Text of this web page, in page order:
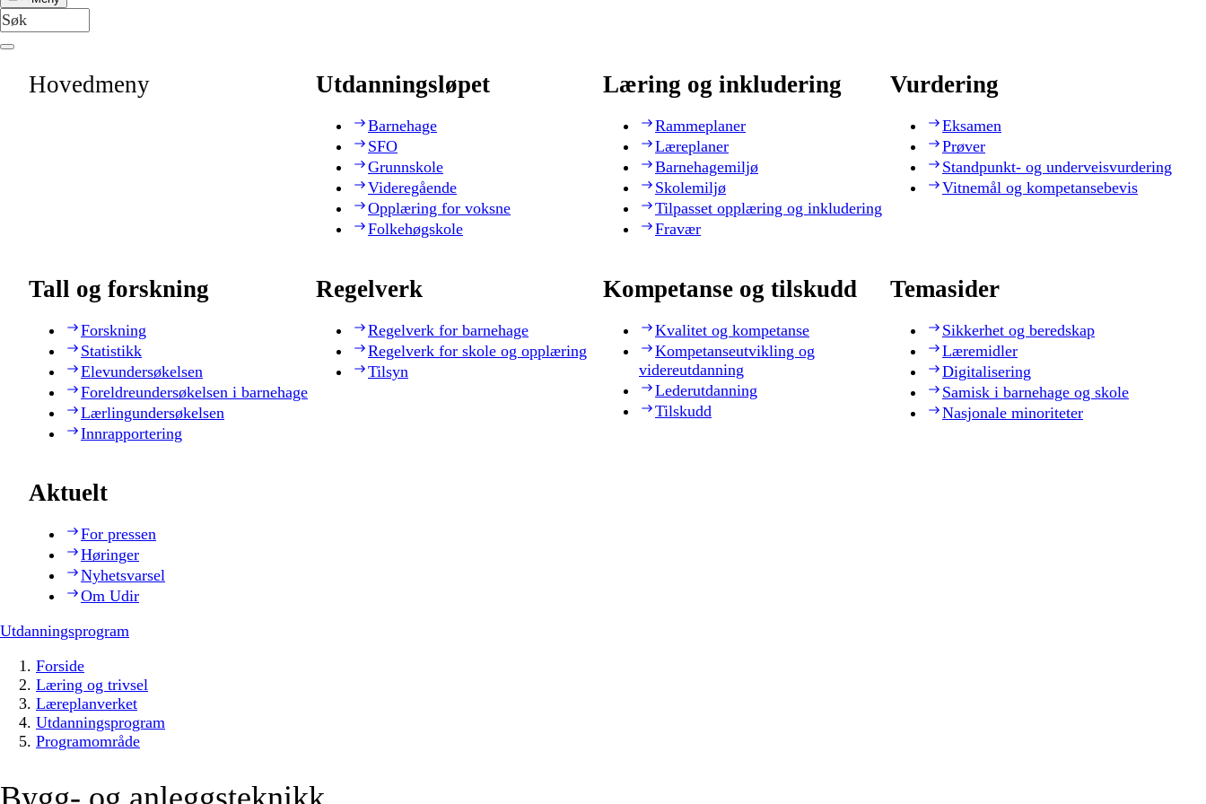
Hovedmeny Utdanningsløpet
Barnehage
SFO
Grunnskole
Videregående
Opplæring for voksne
Folkehøgskole
Læring og inkludering
Rammeplaner
Læreplaner
Barnehagemiljø
Skolemiljø
Tilpasset opplæring og inkludering
Fravær
Vurdering
Eksamen
Prøver
Standpunkt- og underveisvurdering
Vitnemål og kompetansebevis
Tall og forskning
Forskning
Statistikk
Elevundersøkelsen
Foreldreundersøkelsen i barnehage
Lærlingundersøkelsen
Innrapportering
Regelverk
Regelverk for barnehage
Regelverk for skole og opplæring
Tilsyn
Kompetanse og tilskudd
Kvalitet og kompetanse
Kompetanseutvikling og
videreutdanning
Lederutdanning
Tilskudd
Temasider
Sikkerhet og beredskap
Læremidler
Digitalisering
Samisk i barnehage og skole
Nasjonale minoriteter
Aktuelt
For pressen
Høringer
Nyhetsvarsel
Om Udir
Utdanningsprogram
Forside
Læring og trivsel
Læreplanverket
Utdanningsprogram
Programområde